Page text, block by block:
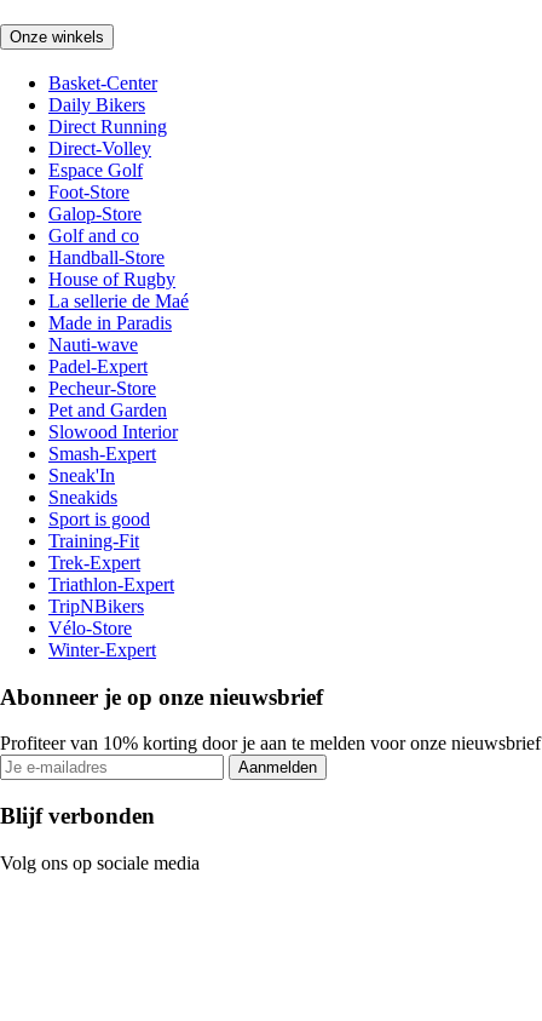
Onze winkels
Basket-Center
Daily Bikers
Direct Running
Direct-Volley
Espace Golf
Foot-Store
Galop-Store
Golf and co
Handball-Store
House of Rugby
La sellerie de Maé
Made in Paradis
Nauti-wave
Padel-Expert
Pecheur-Store
Pet and Garden
Slowood Interior
Smash-Expert
Sneak'In
Sneakids
Sport is good
Training-Fit
Trek-Expert
Triathlon-Expert
TripNBikers
Vélo-Store
Winter-Expert
Abonneer je op onze nieuwsbrief
Profiteer van 10% korting door je aan te melden voor onze nieuwsbrief
Aanmelden
Blijf verbonden
Volg ons op sociale media